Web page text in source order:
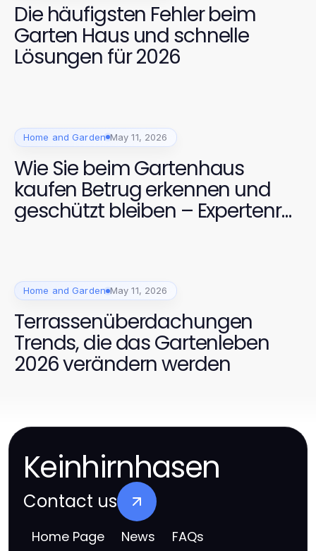
Die häufigsten Fehler beim
Garten Haus und schnelle
Lösungen für 2026
Home and Garden May 11, 2026
Wie Sie beim Gartenhaus
kaufen Betrug erkennen und
geschützt bleiben – Expertenrat
Home and Garden May 11, 2026
Terrassenüberdachungen
Trends, die das Gartenleben
2026 verändern werden
Keinhirnhasen
Contact us
Home Page News FAQs